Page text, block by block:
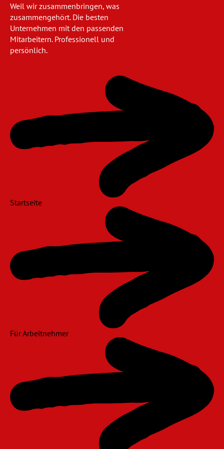
Weil wir zusammenbringen, was
zusammengehört. Die besten
Unternehmen mit den passenden
Mitarbeitern. Professionell und
persönlich.
Startseite
Für Arbeitnehmer